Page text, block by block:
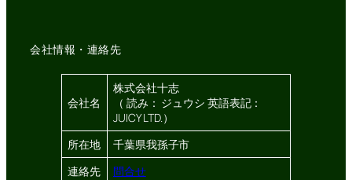
会社情報・連絡先
会社名
株式会社十志
（ 読み： ジュウシ 英語表記：
JUICY LTD.）
所在地
千葉県我孫子市
連絡先
問合せ